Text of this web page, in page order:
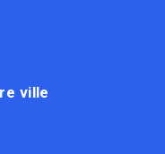
ville